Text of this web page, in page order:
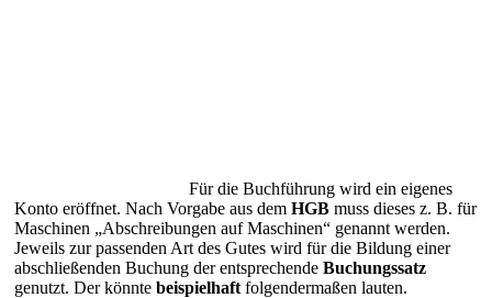
Für die Buchführung wird ein eigenes
Konto eröffnet. Nach Vorgabe aus dem HGB muss dieses z. B. für
Maschinen „Abschreibungen auf Maschinen“ genannt werden.
Jeweils zur passenden Art des Gutes wird für die Bildung einer
abschließenden Buchung der entsprechende Buchungssatz
genutzt. Der könnte beispielhaft folgendermaßen lauten.